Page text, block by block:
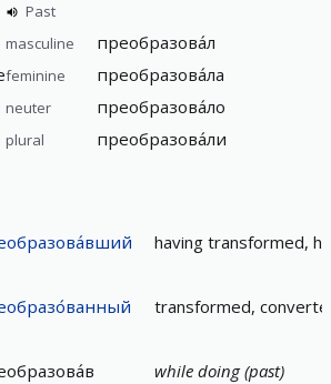
Past
masculine
преобразова́л
feminine преобразова́ла
neuter преобразова́ло
plural преобразова́ли
having transformed,
transformed,
while doing (past)